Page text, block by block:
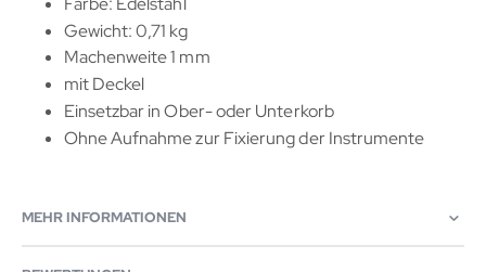
Gewicht: 0,71 kg
Machenweite 1 mm
mit Deckel
Einsetzbar in Ober- oder Unterkorb
Ohne Aufnahme zur Fixierung der Instrumente
MEHR INFORMATIONEN